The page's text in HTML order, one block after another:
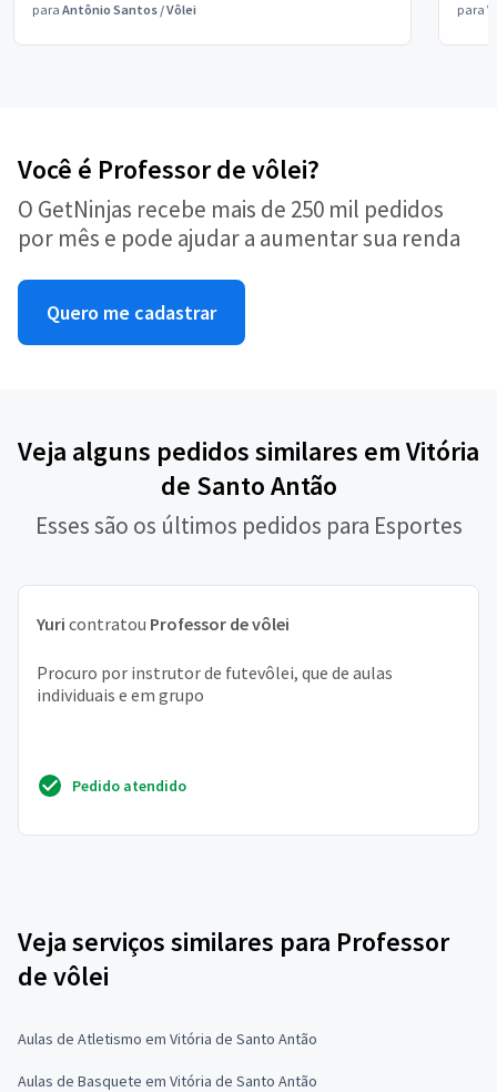
para Antônio Santos /Vôlei para
Você é Professor de vôlei?
O GetNinjas recebe mais de 250 mil pedidos
por mês e pode ajudar a aumentar sua renda
Quero me cadastrar
Veja alguns pedidos similares em Vitória
de Santo Antão
Esses são os últimos pedidos para Esportes
Yuri contratou Professor de vôlei
Procuro por instrutor de futevôlei, que de aulas
individuais e em grupo
Pedido atendido
Veja serviços similares para Professor
de vôlei
Aulas de Atletismo em Vitória de Santo Antão
Aulas de Basquete em Vitória de Santo Antão